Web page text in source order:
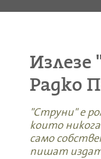
Радко
"Струни" е
които
само
пишат